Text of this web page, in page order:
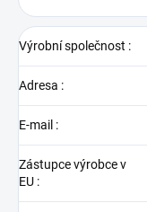
Výrobní společnost :
Adresa :
E-mail :
Zástupce výrobce v
EU :